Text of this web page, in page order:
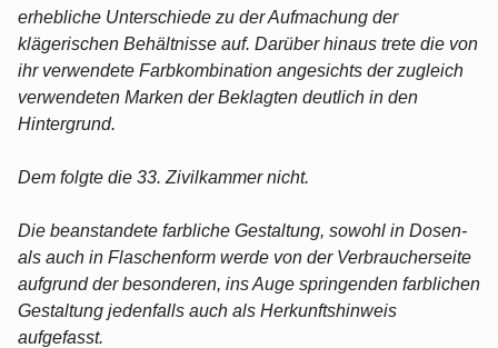
erhebliche Unterschiede zu der Aufmachung der
klägerischen Behältnisse auf. Darüber hinaus trete die von
ihr verwendete Farbkombination angesichts der zugleich
verwendeten Marken der Beklagten deutlich in den
Hintergrund.
Dem folgte die 33. Zivilkammer nicht.
Die beanstandete farbliche Gestaltung, sowohl in Dosen-
als auch in Flaschenform werde von der Verbraucherseite
aufgrund der besonderen, ins Auge springenden farblichen
Gestaltung jedenfalls auch als Herkunftshinweis
aufgefasst.